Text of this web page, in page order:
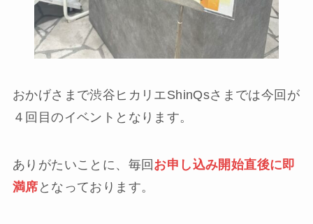
おかげさまで渋谷ヒカリエShinQsさまでは今回が
４回目のイベントとなります。
ありがたいことに、毎回 お申し込み開始直後に即
満席 となっております。